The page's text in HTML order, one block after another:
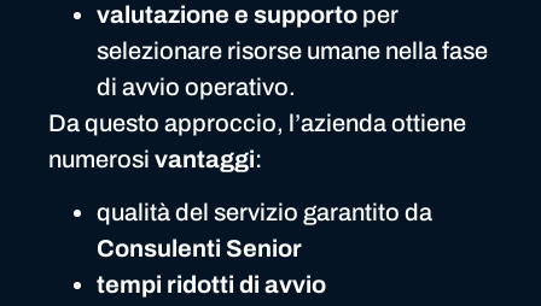
valutazione e supporto per
selezionare risorse umane nella fase
di avvio operativo.
Da questo approccio, l’azienda ottiene
numerosi vantaggi:
qualità del servizio garantito da
Consulenti Senior
tempi ridotti di avvio